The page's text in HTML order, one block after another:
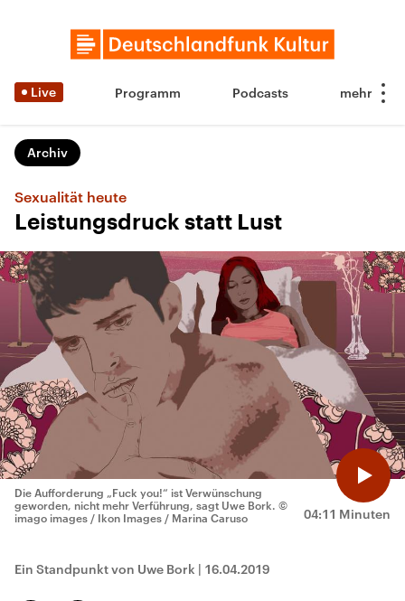
Live Programm Podcasts
Archiv
Sexualität heute
Leistungsdruck statt Lust
04:11 Minuten
Die Aufforderung „Fuck you!“ ist Verwünschung
geworden, nicht mehr Verführung, sagt Uwe Bork. ©
imago images / Ikon Images / Marina Caruso
Ein Standpunkt von Uwe Bork | 16.04.2019